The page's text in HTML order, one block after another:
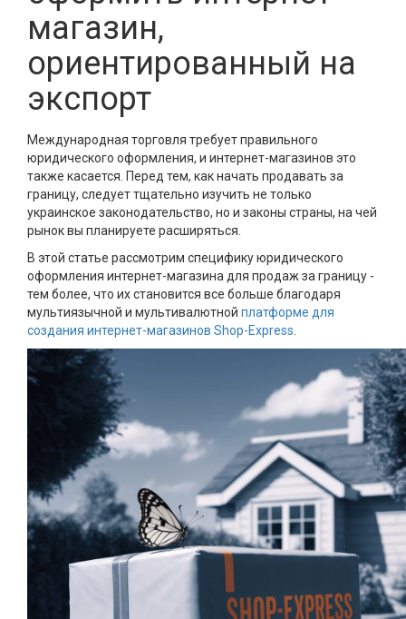
магазин,
ориентированный на
экспорт
Международная торговля требует правильного
юридического оформления, и интернет-магазинов это
также касается. Перед тем, как начать продавать за
границу, следует тщательно изучить не только
украинское законодательство, но и законы страны, на чей
рынок вы планируете расширяться.
В этой статье рассмотрим специфику юридического
оформления интернет-магазина для продаж за границу -
тем более, что их становится все больше благодаря
мультиязычной и мультивалютной платформе для
создания интернет-магазинов Shop-Express